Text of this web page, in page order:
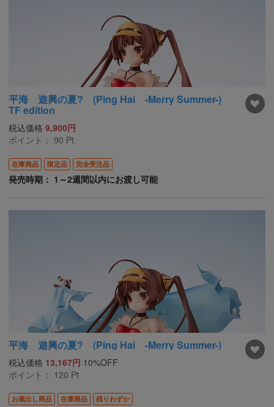
平海 遊興の夏? (Ping Hai -Merry Summer-)
TF edition
税込価格 9,900円
ポイント： 90 Pt
在庫商品 限定品 完全受注品
発売時期： 1～2週間以内にお渡し可能
平海 遊興の夏? (Ping Hai -Merry Summer-)
税込価格 13,167円 10%OFF
ポイント： 120 Pt
お蔵出し商品 在庫商品 残りわずか